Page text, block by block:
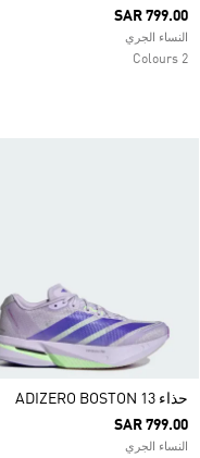
SAR 799.00
النساء الجري
2 Colours
حذاء ADIZERO BOSTON 13
SAR 799.00
النساء الجري